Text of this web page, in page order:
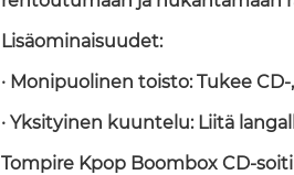
Lisäominaisuudet:
· Monipuolinen toisto: Tukee
· Yksityinen kuuntelu: Liitä
Tompire Kpop Boombox CD-